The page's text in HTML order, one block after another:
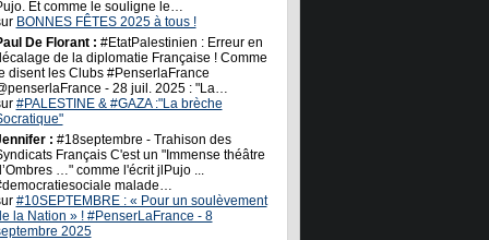
Et comme le souligne le…
BONNES FÊTES 2025 à tous !
De Florant : #EtatPalestinien : Erreur en
de la diplomatie Française ! Comme
disent les Clubs #PenserlaFrance
- 28 juil. 2025 : "La…
#PALESTINE & #GAZA :"La brèche
: #18septembre - Trahison des
Français C'est un "Immense théâtre
…" comme l'écrit jlPujo ...
malade…
#10SEPTEMBRE : « Pour un soulèvement
la Nation » ! #PenserLaFrance - 8
2025